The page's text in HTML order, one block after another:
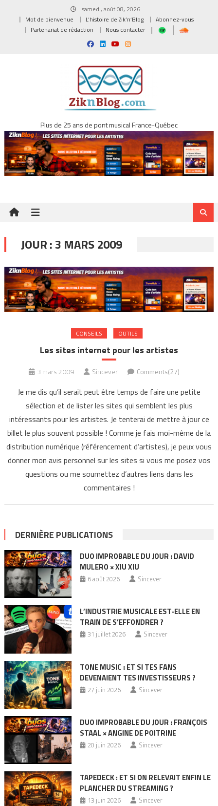
samedi, août 08, 2026
Mot de bienvenue
L’histoire de Zik’n’Blog
Abonnez-vous
Partenariat de rédaction
Nous contacter
Plus de 25 ans de pont musical France-Québec
JOUR :3 MARS 2009
CONSEILS OUTILS
Les sites internet pour les artistes
3 mars 2009 Sincever Comments(27)
Je me dis qu’il serait peut être temps de faire une petite
sélection et de lister les sites qui semblent les plus
intéressants pour les artistes. Je tenterai de mettre à jour ce
billet le plus souvent possible ! Comme je fais moi-même de la
distribution numérique (référencement d’artistes), je peux vous
donner mon avis personnel sur les sites si vous me posez vos
questions ou me soumettez d’autres liens dans les
commentaires !
DERNIÈRE PUBLICATIONS
DUO IMPROBABLE DU JOUR : DAVID
MULERO × XIU XIU
6 août 2026 Sincever
L’INDUSTRIE MUSICALE EST-ELLE EN
TRAIN DE S’EFFONDRER ?
31 juillet 2026 Sincever
TONE MUSIC : ET SI TES FANS
DEVENAIENT TES INVESTISSEURS ?
27 juin 2026 Sincever
DUO IMPROBABLE DU JOUR : FRANÇOIS
STAAL × ANGINE DE POITRINE
20 juin 2026 Sincever
TAPEDECK : ET SI ON RELEVAIT ENFIN LE
PLANCHER DU STREAMING ?
13 juin 2026 Sincever